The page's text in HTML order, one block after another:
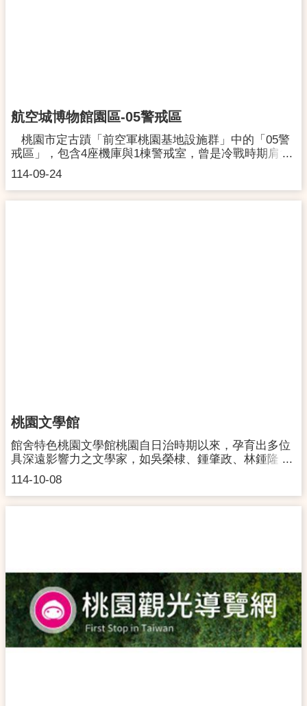
術家向公眾展示其獨特作品。◆開館時間:每週二至週
日 09:00-17:00｜週一固定休館｜國定假日與連續假期休
館另行公告｜免費入館◆文化局展覽申請
https://culture.tycg.gov.tw/News_Content.aspx?
n=11140&s=1432417◆視覺藝術活動補
助 https://culture.tycg.gov.tw/News_Content.aspx?
n=11140&s=1220761◆桃園網路美術館
https://www.emuseum.com.tw/◆桃園有藝
航空城博物館園區-05警戒區
114-09-24
桃園市定古蹟「前空軍桃園基地設施群」中的「05警
戒區」，包含4座機庫與1棟警戒室，曾是冷戰時期肩負
國土防衛、掩護戰機與外海巡邏任務的第一線堡壘。
「05警戒區」 在桃園市政府文化局的修復下，轉型成為
城市歷史記憶與文化再生的重要節點。作為航空城博物
上限40人)，額滿為止。4. 預約方式：線上申請表單填
寫，成功填寫送出後，經本園區承辦媒合確認，將於表
單送出隔日起 5日內(不含休館日)以電子郵件通知導覽
預約成功與否。如超過5天無收到通知信件，請主動洽
詢，聯繫電話03-3816824。5. 導覽費用：免費✨ ✨交通
資訊✨ ✨表格標題公車搭乘L503 L502 5040 5017 5078
5086 號公車至【大埔心站】，由【中正東路一段】向南
步行約200公尺，左轉至【桃航三路】。由【桃航三
區】火車【中壢車站】轉乘5017或5078公車至【大埔心
站】下車。由【中正東路一段】向南步行約200公尺，
左轉至【桃航三路】，由【桃航三路】步行約600公尺
處即達【05警戒區】【桃園車站】步行300公尺至【桃
園花園飯店】轉乘5086公車至【大埔心站】，由【中正
東路一段】向南步行約200公尺，左轉至【桃航三
桃園文學館
114-10-08
館舍特色桃園文學館桃園自日治時期以來，孕育出多位
具深遠影響力之文學家，如吳榮棣、鍾肇政、林鍾隆、
鄭清文等。他們透過詩詞、小說、散文與歌謠等形式，
描繪地方風土與族群文化，展現桃園文學多元交融的地
域特色與文化厚度。桃園文學館肩負著保存與發揚在地
方文學史的研究及典藏、展演機制，並積極規劃多元教
育推廣計畫，培育文學創作人才，為桃園文學注入長遠
且深厚的文化能量。桃園文學館坐落於桃園區最具傳
統、歷史景觀的市街中心，舊稱桃仔園街/桃仔園城的範
圍，位於忠孝街與東國街5巷間，主要連外道路為東國
街、成功路以及中山東路。周邊鄰近桃園大廟（景福
宮）、中山東路東國商圈等繁華地帶。為推動地方文化